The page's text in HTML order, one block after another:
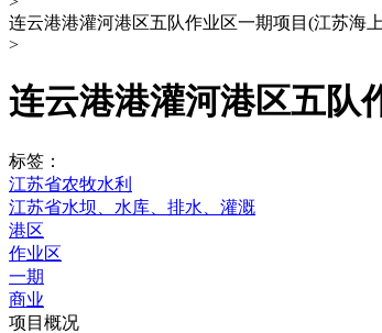
连云港港灌河港区五队作业区一期项目(江苏海
>
连云港港灌河港区五队
标签：
江苏省农牧水利
江苏省水坝、水库、排水、灌溉
港区
作业区
一期
商业
项目概况